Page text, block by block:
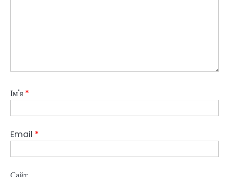
Ім'я *
Email *